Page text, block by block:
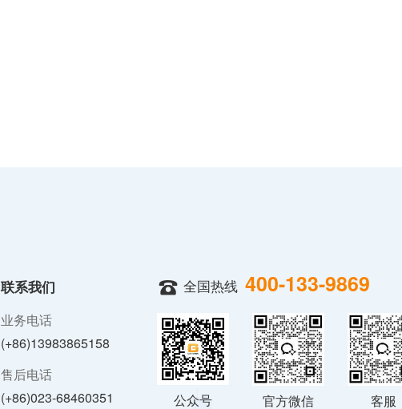
联系我们
业务电话
(+86)13983865158
售后电话
(+86)023-68460351
全国热线 400-133-9869
公众号 官方微信 客服